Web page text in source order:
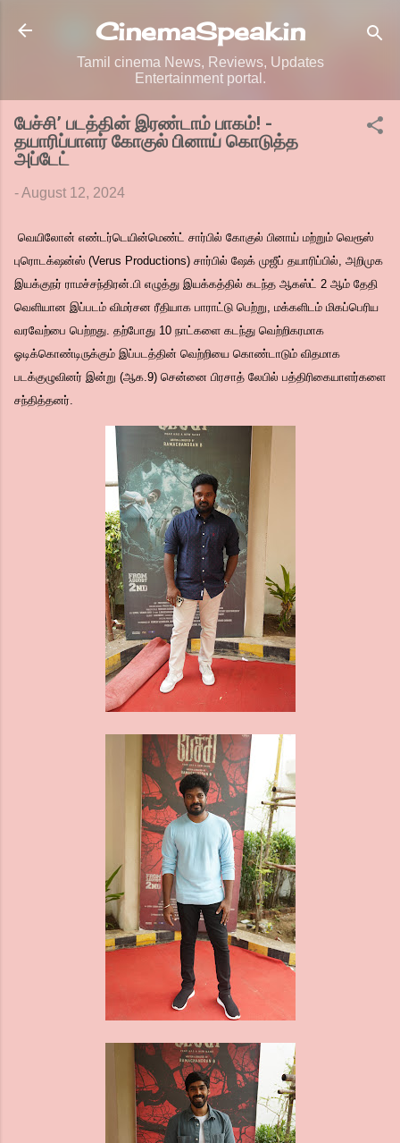
Skip to main content
CinemaSpeak.in
Tamil cinema News, Reviews, Updates
Entertainment portal.
பேச்சி’ படத்தின் இரண்டாம் பாகம்! -
தயாரிப்பாளர் கோகுல் பினாய் கொடுத்த
அப்டேட்
-August 12, 2024
வெயிலோன் எண்டர்டெயின்மெண்ட் சார்பில் கோகுல் பினாய் மற்றும் வெரூஸ்
புரொடக்‌ஷன்ஸ் (Verus Productions) சார்பில் ஷேக் முஜீப் தயாரிப்பில், அறிமுக
இயக்குநர் ராமச்சந்திரன்.பி எழுத்து இயக்கத்தில் கடந்த ஆகஸ்ட் 2 ஆம் தேதி
வெளியான இப்படம் விமர்சன ரீதியாக பாராட்டு பெற்று, மக்களிடம் மிகப்பெரிய
வரவேற்பை பெற்றது. தற்போது 10 நாட்களை கடந்து வெற்றிகரமாக
ஓடிக்கொண்டிருக்கும் இப்படத்தின் வெற்றியை கொண்டாடும் விதமாக
படக்குழுவினர் இன்று (ஆக.9) சென்னை பிரசாத் லேபில் பத்திரிகையாளர்களை
சந்தித்தனர்.